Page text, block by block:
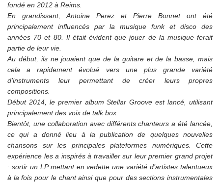
fondé en 2012 à Reims.
En grandissant, Antoine Perez et Pierre Bonnet ont été
principalement influencés par la musique funk et disco des
années 70 et 80. Il était évident que jouer de la musique ferait
partie de leur vie.
Au début, ils ne jouaient que de la guitare et de la basse, mais
cela a rapidement évolué vers une plus grande variété
d’instruments leur permettant de créer leurs propres
compositions.
Début 2014, le premier album Stellar Groove est lancé, utilisant
principalement des voix de talk box.
Bientôt, une collaboration avec différents chanteurs a été lancée,
ce qui a donné lieu à la publication de quelques nouvelles
chansons sur les principales plateformes numériques. Cette
expérience les a inspirés à travailler sur leur premier grand projet
: sortir un LP mettant en vedette une variété d’artistes talentueux
à la fois pour le chant ainsi que pour des sections instrumentales